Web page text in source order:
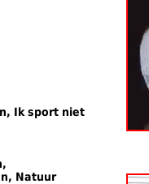
Ik sport niet
Natuur